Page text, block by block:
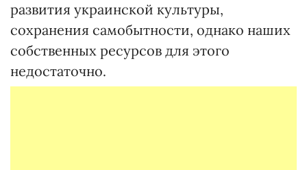
развития украинской культуры,
сохранения самобытности, однако наших
собственных ресурсов для этого
недостаточно.